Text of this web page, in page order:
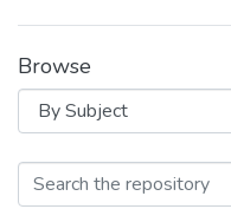
Browse
Browsing